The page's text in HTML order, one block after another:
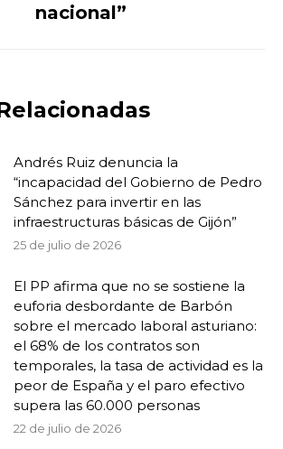
nacional”
Andrés Ruiz denuncia la
“incapacidad del Gobierno de Pedro
Sánchez para invertir en las
infraestructuras básicas de Gijón”
25 de julio de 2026
El PP afirma que no se sostiene la
euforia desbordante de Barbón
sobre el mercado laboral asturiano:
el 68% de los contratos son
temporales, la tasa de actividad es la
peor de España y el paro efectivo
supera las 60.000 personas
22 de julio de 2026